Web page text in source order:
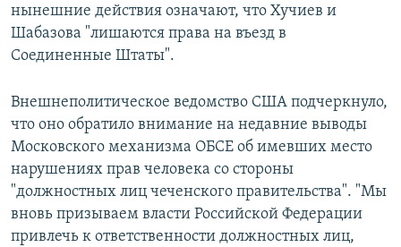
нынешние действия означают, что Хучиев и
Шабазова "лишаются права на въезд в
Соединенные Штаты".
Внешнеполитическое ведомство США подчеркнуло,
что оно обратило внимание на недавние выводы
Московского механизма ОБСЕ об имевших место
нарушениях прав человека со стороны
"должностных лиц чеченского правительства". "Мы
вновь призываем власти Российской Федерации
привлечь к ответственности должностных лиц,